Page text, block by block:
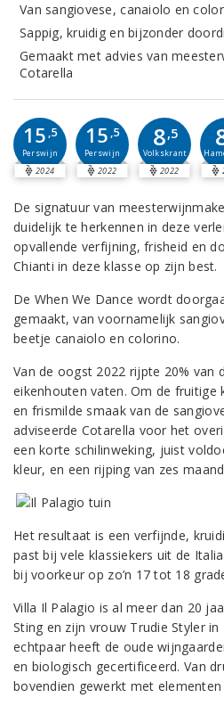
Van sangiovese, canaiolo en
Sappig, kruidig en bijzonder
Gemaakt met advies van
Cotarella
15 ,5
Perswijn
2024
15 ,5
Perswijn
2022
8,5
Volkskrant
2022
De signatuur van
duidelijk te herkennen in deze
opvallende verfijning, frisheid en
Chianti in deze klasse op zijn best.
De When We Dance wordt
gemaakt, van voornamelijk
beetje canaiolo en colorino.
Van de oogst 2022 rijpte 20% van
eikenhouten vaten. Om de fruitige
en frismilde smaak van de
adviseerde Cotarella voor het
een korte schilinweking, juist
kleur, en een rijping van zes
Het resultaat is een verfijnde,
past bij vele klassiekers uit de
bij voorkeur op zo’n 17 tot 18
Villa Il Palagio is al meer dan 20
Sting en zijn vrouw Trudie Styler
echtpaar heeft de oude
en biologisch gecertificeerd. Van
bovendien gewerkt met